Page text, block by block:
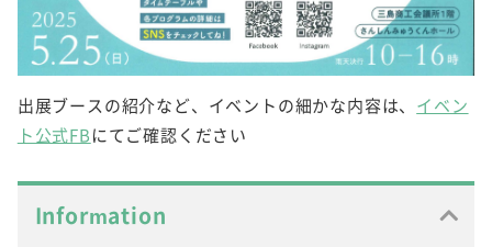
出展ブースの紹介など、イベントの細かな内容は、 イベン
ト公式FBにてご確認ください
Information